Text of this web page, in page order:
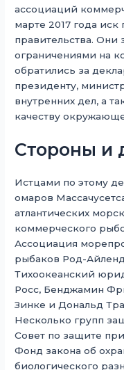
ассоциаций
марте 2017 года
правительства. Они
ограничениями на
обратились за
президенту,
внутренних дел, а
качеству
Стороны и
Истцами по этому
омаров
атлантических
коммерческого
Ассоциация
рыбаков Род-
Тихоокеанский
Росс, Бенджамин
Зинке и Дональд
Несколько групп
Совет по защите
Фонд закона об
биологического